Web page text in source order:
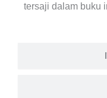
tersaji dalam buku